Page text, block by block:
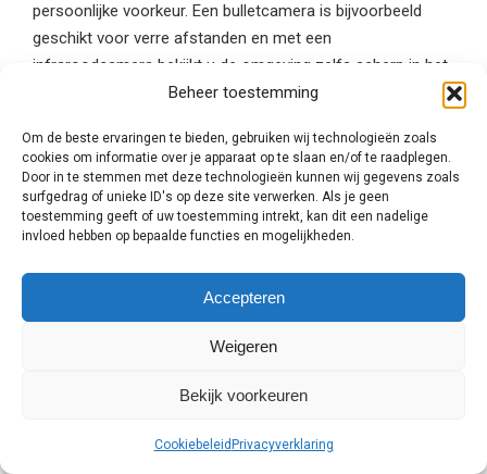
Beheer toestemming
Om de beste ervaringen te bieden, gebruiken wij technologieën zoals
cookies om informatie over je apparaat op te slaan en/of te raadplegen.
Door in te stemmen met deze technologieën kunnen wij gegevens zoals
surfgedrag of unieke ID's op deze site verwerken. Als je geen
toestemming geeft of uw toestemming intrekt, kan dit een nadelige
invloed hebben op bepaalde functies en mogelijkheden.
Accepteren
Weigeren
Bekijk voorkeuren
Cookiebeleid Privacyverklaring
persoonlijke voorkeur. Een bulletcamera is bijvoorbeeld
geschikt voor verre afstanden en met een
infraroodcamera bekijkt u de omgeving zelfs scherp in het
donker. Laat u daarom goed adviseren door een
vrijblijvende offertes aanom te vergelijken!
Plaatsing van de
beveiligingscamera
bij de voordeur en de achterdeur te
plaatsen. Zo kunt u altijd zien wie er voor de deur staat en
eisen gesteld aan de beveiliging. In dit geval gaat het om
goederen en werknemers. De plaatsing is belangrijk voor